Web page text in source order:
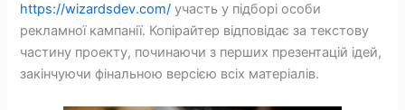
https://wizardsdev.com/ участь у підборі особи
рекламної кампанії. Копірайтер відповідає за текстову
частину проекту, починаючи з перших презентацій ідей,
закінчуючи фінальною версією всіх матеріалів.